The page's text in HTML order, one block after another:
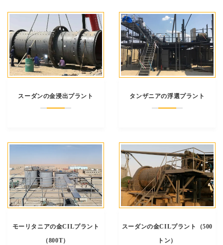
スーダンの金浸出プラント タンザニアの浮選プラント
モーリタニアの金CILプラント
（800T）
スーダンの金CILプラント（500
トン）